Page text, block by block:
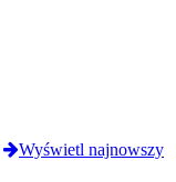
Wyświetl najnowszy